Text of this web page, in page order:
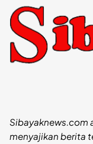
Sibayaknews.com
menyajikan berita